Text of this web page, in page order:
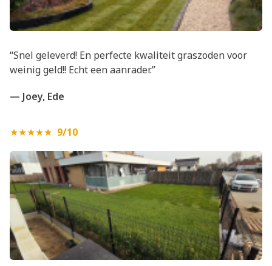
“Snel geleverd! En perfecte kwaliteit graszoden voor
weinig geld!! Echt een aanrader.”
— Joey, Ede
★★★★★ 9/10